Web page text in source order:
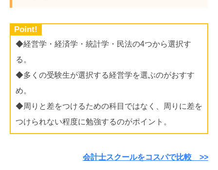
Point!
◆経営学・経済学・統計学・民法の4つから選択す
る。
◆多くの受験生が選択する経営学を選ぶのがおすす
め。
◆周りと差をつけるための科目ではなく、周りに差を
つけられない程度に勉強するのがポイント。
会計士スクールをコスパで比較 >>